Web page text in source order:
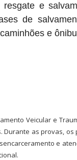
e
de
e
Veicular e
as provas,
e